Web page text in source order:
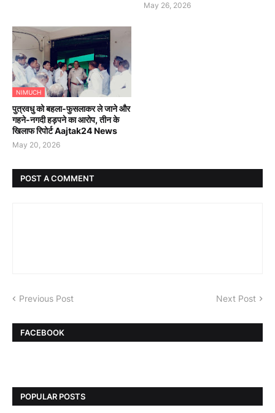
May 26, 2026
NIMUCH
पुत्रवधु को बहला-फुसलाकर ले जाने और
गहने-नगदी हड़पने का आरोप, तीन के
खिलाफ रिपोर्ट Aajtak24 News
May 20, 2026
POST A COMMENT
Previous Post Next Post
FACEBOOK
POPULAR POSTS